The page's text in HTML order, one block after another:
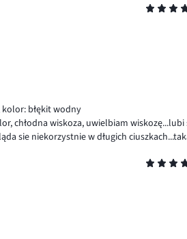
kolor: błękit wodny
chłodna wiskoza, uwielbiam
sie niekorzystnie w długich